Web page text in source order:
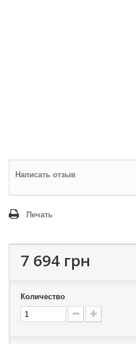
Написать отзыв
Печать
7 694 грн
Количество